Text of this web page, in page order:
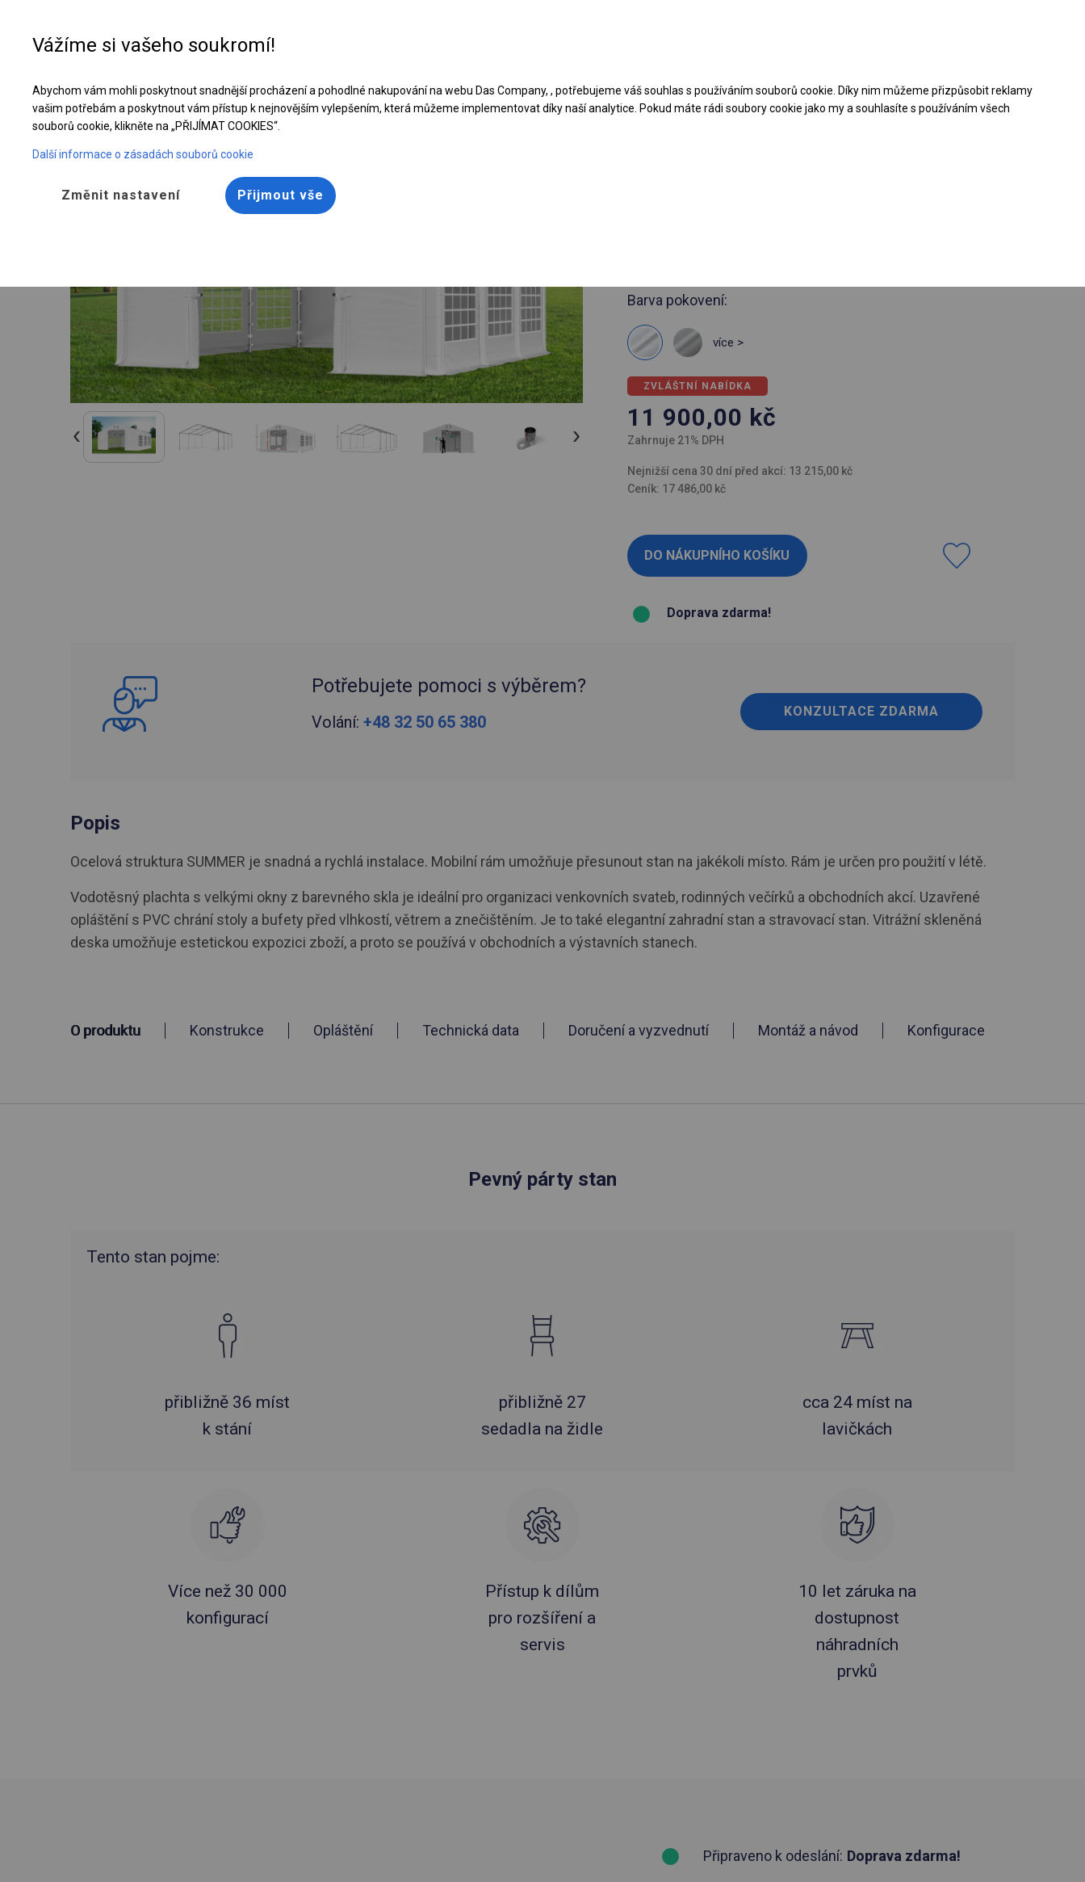
Pevný párty stan | 3x6 m Stáhněte si nabídku PDF
Barva pokovení:
více >
ZVLÁŠTNÍ NABÍDKA
11 900,00 kč
Zahrnuje 21% DPH
Nejnižší cena 30 dní před akcí: 13 215,00 kč
Ceník: 17 486,00 kč
Doprava zdarma!
Potřebujete pomoci s výběrem?
Volání: +48 32 50 65 380
KONZULTACE ZDARMA
Popis
Ocelová struktura SUMMER je snadná a rychlá instalace. Mobilní rám umožňuje přesunout stan na jakékoli místo. Rám je určen pro použití v létě.
Vodotěsný plachta s velkými okny z barevného skla je ideální pro organizaci venkovních svateb, rodinných večírků a obchodních akcí. Uzavřené
opláštění s PVC chrání stoly a bufety před vlhkostí, větrem a znečištěním. Je to také elegantní zahradní stan a stravovací stan. Vitrážní skleněná
deska umožňuje estetickou expozici zboží, a proto se používá v obchodních a výstavních stanech.
O produktu Konstrukce Opláštění Technická data Doručení a vyzvednutí Montáž a návod Konfigurace
Pevný párty stan
Tento stan pojme:
přibližně 36 míst
k stání
přibližně 27
sedadla na židle
cca 24 míst na
lavičkách
Více než 30 000
konfigurací
Přístup k dílům
pro rozšíření a
servis
10 let záruka na
dostupnost
náhradních
prvků
Připraveno k odeslání: Doprava zdarma!
Vážíme si vašeho soukromí!
Abychom vám mohli poskytnout snadnější procházení a pohodlné nakupování na webu Das Company, , potřebujeme váš souhlas s používáním souborů cookie. Díky nim můžeme přizpůsobit reklamy
vašim potřebám a poskytnout vám přístup k nejnovějším vylepšením, která můžeme implementovat díky naší analytice. Pokud máte rádi soubory cookie jako my a souhlasíte s používáním všech
souborů cookie, klikněte na „PŘIJÍMAT COOKIES“.
Další informace o zásadách souborů cookie
Změnit nastavení Přijmout vše